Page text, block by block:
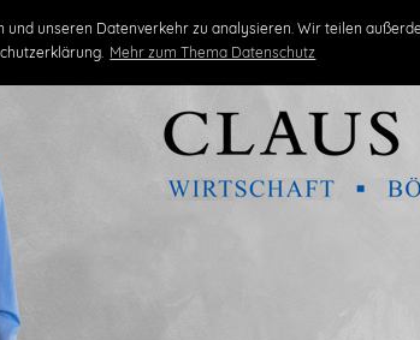
unseren Datenverkehr zu analysieren. Wir teilen
Mehr zum Thema Datenschutz